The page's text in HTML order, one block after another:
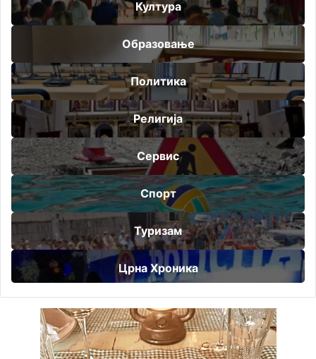
Култура
Образовање
Политика
Религија
Сервис
Спорт
Туризам
Црна Хроника